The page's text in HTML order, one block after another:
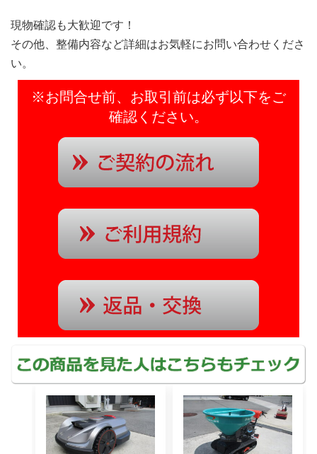
現物確認も大歓迎です！
その他、整備内容など詳細はお気軽にお問い合わせくださ
い。
※お問合せ前、お取引前は必ず以下をご
確認ください。